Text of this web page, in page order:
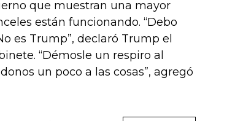
que muestran una mayor
están funcionando. “Debo
es Trump”, declaró Trump el
“Démosle un respiro al
un poco a las cosas”, agregó